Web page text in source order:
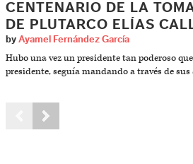
CENTENARIO DE LA
DE PLUTARCO ELÍAS
by Ayamel Fernández García
Hubo una vez un presidente tan poderoso
presidente, seguía mandando a través de sus